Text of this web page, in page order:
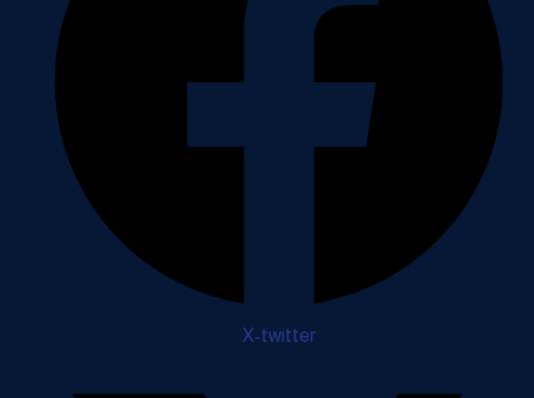
X-twitter